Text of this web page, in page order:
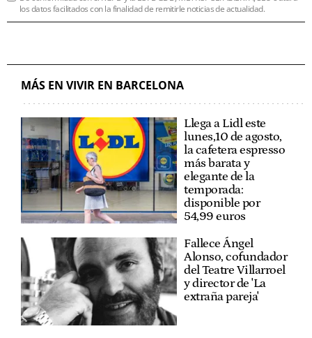
los datos facilitados con la finalidad de remitirle noticias de actualidad.
MÁS EN VIVIR EN BARCELONA
Llega a Lidl este
lunes,10 de agosto,
la cafetera espresso
más barata y
elegante de la
temporada:
disponible por
54,99 euros
Fallece Ángel
Alonso, cofundador
del Teatre Villarroel
y director de 'La
extraña pareja'